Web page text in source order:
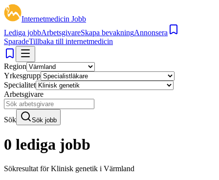
Internetmedicin Jobb
Lediga jobbArbetsgivareSkapa bevakningAnnonsera
SparadeTillbaka till internetmedicin
Region
Yrkesgrupp
Specialitet
Arbetsgivare
Sök Sök jobb
0 lediga jobb
Sökresultat förKlinisk genetik i Värmland